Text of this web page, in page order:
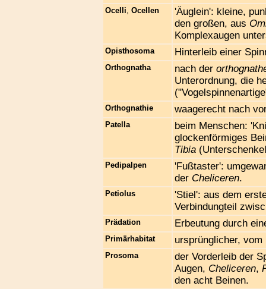
Ocelli Ocellen
'Äuglein': kleine,
den großen, aus
Komplexaugen
Opisthosoma Hinterleib einer
Orthognatha nach der
Unterordnung, die
Orthognathie waagerecht nach
Patella
beim Menschen:
glockenförmiges
Tibia
Pedipalpen
'Fußtaster':
der Cheliceren.
Petiolus
'Stiel': aus dem
Verbindungteil
Prädation Erbeutung durch
Primärhabitat ursprünglicher,
Prosoma
der Vorderleib der
Augen, Cheliceren,
den acht Beinen.